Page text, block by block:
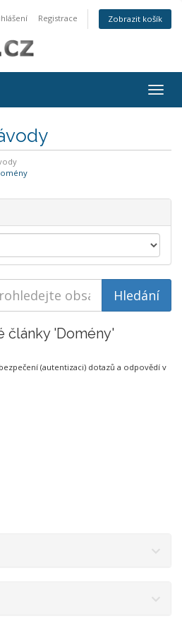
Registrace Zobrazit košík
články 'Domény'
(autentizaci) dotazů a odpovědí v